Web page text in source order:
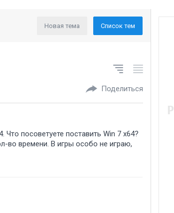
Новая тема Список тем
Поделиться
Что посоветуете поставить Win 7 x64
во времени. В игры особо не играю,